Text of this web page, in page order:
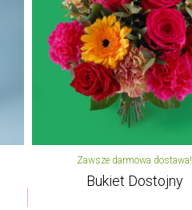
Zawsze darmowa dostawa!
Bukiet Dostojny